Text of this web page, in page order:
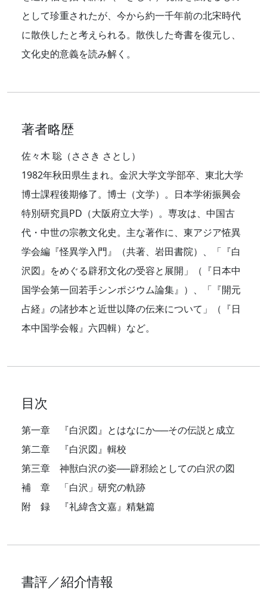
として珍重されたが、今から約一千年前の北宋時代
に散佚したと考えられる。散佚した奇書を復元し、
文化史的意義を読み解く。
著者略歴
佐々木 聡（ささき さとし）
1982年秋田県生まれ。金沢大学文学部卒、東北大学
博士課程後期修了。博士（文学）。日本学術振興会
特別研究員PD（大阪府立大学）。専攻は、中国古
代・中世の宗教文化史。主な著作に、東アジア恠異
学会編『怪異学入門』（共著、岩田書院）、「『白
沢図』をめぐる辟邪文化の受容と展開」（『日本中
国学会第一回若手シンポジウム論集』）、「『開元
占経』の諸抄本と近世以降の伝来について」（『日
本中国学会報』六四輯）など。
目次
第一章 『白沢図』とはなにか──その伝説と成立
第二章 『白沢図』輯校
第三章 神獣白沢の姿──辟邪絵としての白沢の図
補 章 「白沢」研究の軌跡
附 録 『礼緯含文嘉』精魅篇
書評／紹介情報